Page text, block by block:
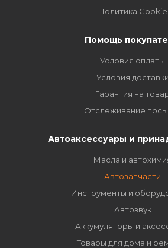
Политика Cookie
Помощь
Условия оплаты
Условия доставки
Гарантия на
Отслеживание
Автоаксессуары и
Масла и
Автозапчасти
Инструменты и
Автозвук
Аккумуляторы и
Товары для дома и